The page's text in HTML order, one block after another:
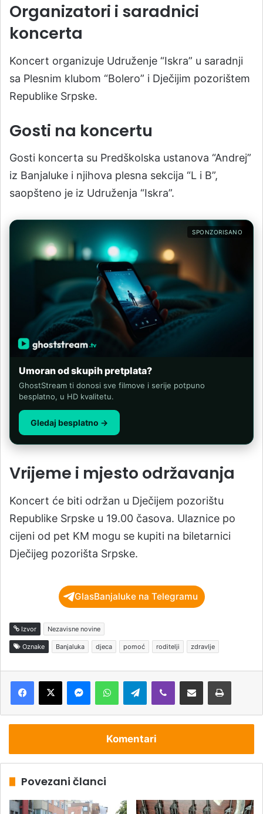
Organizatori i saradnici
koncerta
Koncert organizuje Udruženje “Iskra” u saradnji
sa Plesnim klubom “Bolero” i Dječijim pozorištem
Republike Srpske.
Gosti na koncertu
Gosti koncerta su Predškolska ustanova “Andrej”
iz Banjaluke i njihova plesna sekcija “L i B”,
saopšteno je iz Udruženja “Iskra”.
SPONZORISANO
Umoran od skupih pretplata?
GhostStream ti donosi sve filmove i serije potpuno
besplatno, u HD kvalitetu.
Gledaj besplatno →
Vrijeme i mjesto održavanja
Koncert će biti održan u Dječijem pozorištu
Republike Srpske u 19.00 časova. Ulaznice po
cijeni od pet KM mogu se kupiti na biletarnici
Dječijeg pozorišta Srpske.
GlasBanjaluke na Telegramu
Izvor Nezavisne novine
Oznake Banjaluka djeca pomoć roditelji zdravlje
Telegram
Komentari
Povezani članci